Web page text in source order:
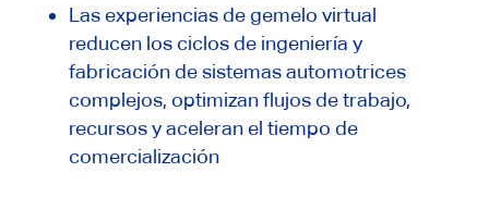
Las experiencias de gemelo virtual
reducen los ciclos de ingeniería y
fabricación de sistemas automotrices
complejos, optimizan flujos de trabajo,
recursos y aceleran el tiempo de
comercialización